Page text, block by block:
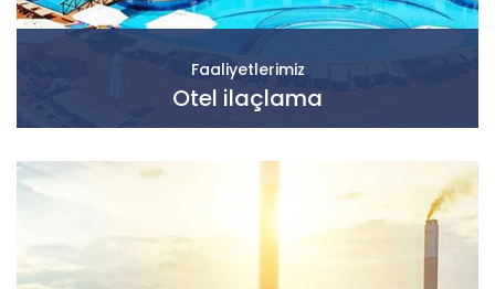
Faaliyetlerimiz
Otel ilaçlama